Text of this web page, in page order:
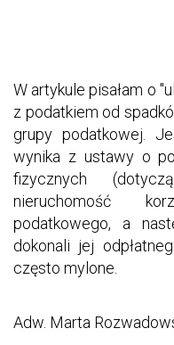
W artykule pisałam o
z podatkiem od
grupy podatkowej.
wynika z ustawy o
fizycznych
nieruchomość
podatkowego, a
dokonali jej
często mylone.
Adw. Marta